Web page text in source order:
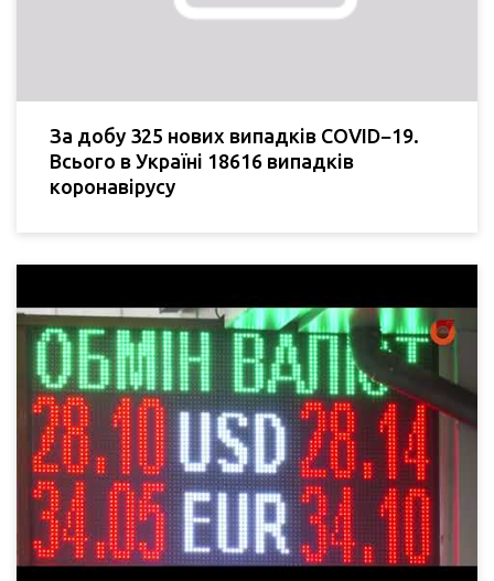
За добу 325 нових випадків COVID−19.
Всього в Україні 18616 випадків
коронавірусу